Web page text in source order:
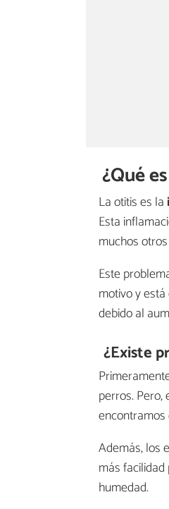
¿Qué
La otitis es la
Esta
muchos
Este
motivo y
debido al
¿Existe
perros.
Además, los
más
humedad.